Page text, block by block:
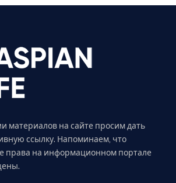
материалов на сайте просим дать
ссылку. Напоминаем, что
права на информационном портале